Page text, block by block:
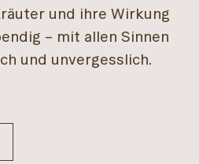
und ihre Wirkung
– mit allen Sinnen
und unvergesslich.